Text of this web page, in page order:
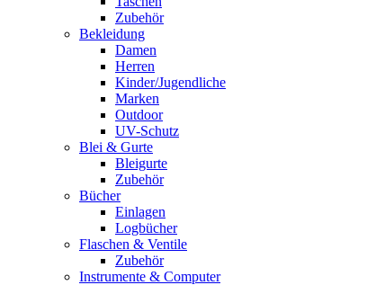
Zubehör
Bekleidung
Damen
Herren
Kinder/Jugendliche
Marken
Outdoor
UV-Schutz
Blei & Gurte
Bleigurte
Zubehör
Bücher
Einlagen
Logbücher
Flaschen & Ventile
Zubehör
Instrumente & Computer